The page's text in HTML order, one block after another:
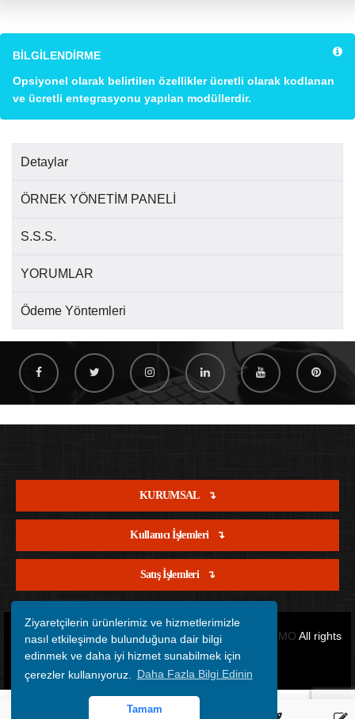
Ziyaretçilerin ürünlerimiz ve hizmetlerimizle
nasıl etkileşimde bulunduğuna dair bilgi
edinmek ve daha iyi hizmet sunabilmek için
çerezler kullanıyoruz.
Daha Fazla Bilgi Edinin
Tamam
BİLGİLENDİRME
Opsiyonel olarak belirtilen özellikler ücretli olarak kodlanan
ve ücretli entegrasyonu yapılan modüllerdir.
Detaylar
ÖRNEK YÖNETİM PANELİ
S.S.S.
YORUMLAR
Ödeme Yöntemleri
KURUMSAL
Kullanıcı İşlemleri
Satış İşlemleri
Copyright © 2012 - 2026 Tüm Hakları Saklıdır. OFİSİMO All rights
reserved.